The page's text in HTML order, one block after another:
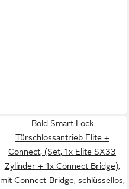
Bold Smart Lock
Türschlossantrieb Elite +
Connect, (Set, 1x Elite SX33
Zylinder + 1x Connect Bridge),
mit Connect-Bridge, schlüssellos,